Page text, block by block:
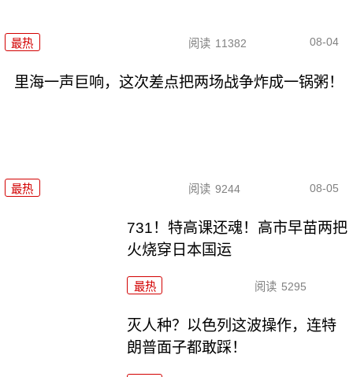
最热 阅读 11382 08-04
里海一声巨响，这次差点把两场战争炸成一锅粥！
最热 阅读 9244 08-05
731！特高课还魂！高市早苗两把
火烧穿日本国运
最热 阅读 5295
灭人种？以色列这波操作，连特
朗普面子都敢踩！